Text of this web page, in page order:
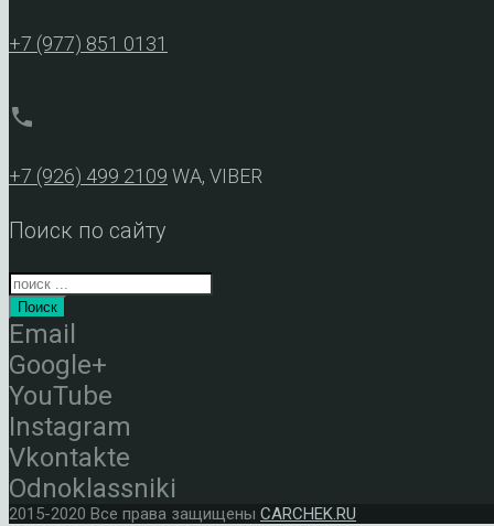
+7 (977) 851 0131
phone
+7 (926) 499 2109 WA, VIBER
Поиск по сайту
Поиск
Email
Google+
YouTube
Instagram
Vkontakte
Odnoklassniki
2015-2020 Все права защищены CARCHEK.RU